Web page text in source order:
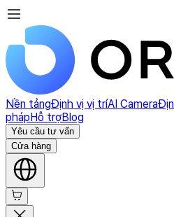
Nền tảngĐịnh vị vị tríAI Camera
phápHỗ trợBlog
Yêu cầu tư vấn
Cửa hàng